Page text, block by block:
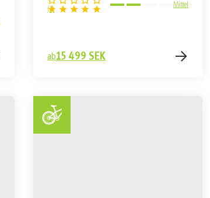
(1)
Mittel
ab15 499 SEK